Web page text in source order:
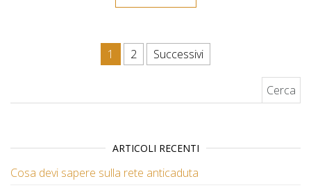
Navigazione articoli
1 2
Successivi
ARTICOLI RECENTI
Cosa devi sapere sulla rete anticaduta